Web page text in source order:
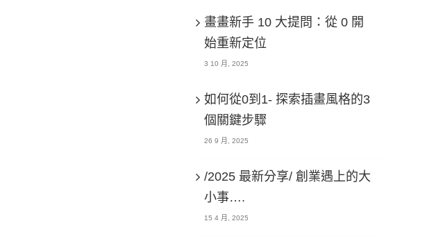
畫畫新手 10 大提問：從 0 開
始重新定位
3 10 月, 2025
如何從0到1- 探索插畫風格的3
個關鍵步驟
26 9 月, 2025
/2025 最新分享/ 創業遇上的大
小事….
15 4 月, 2025